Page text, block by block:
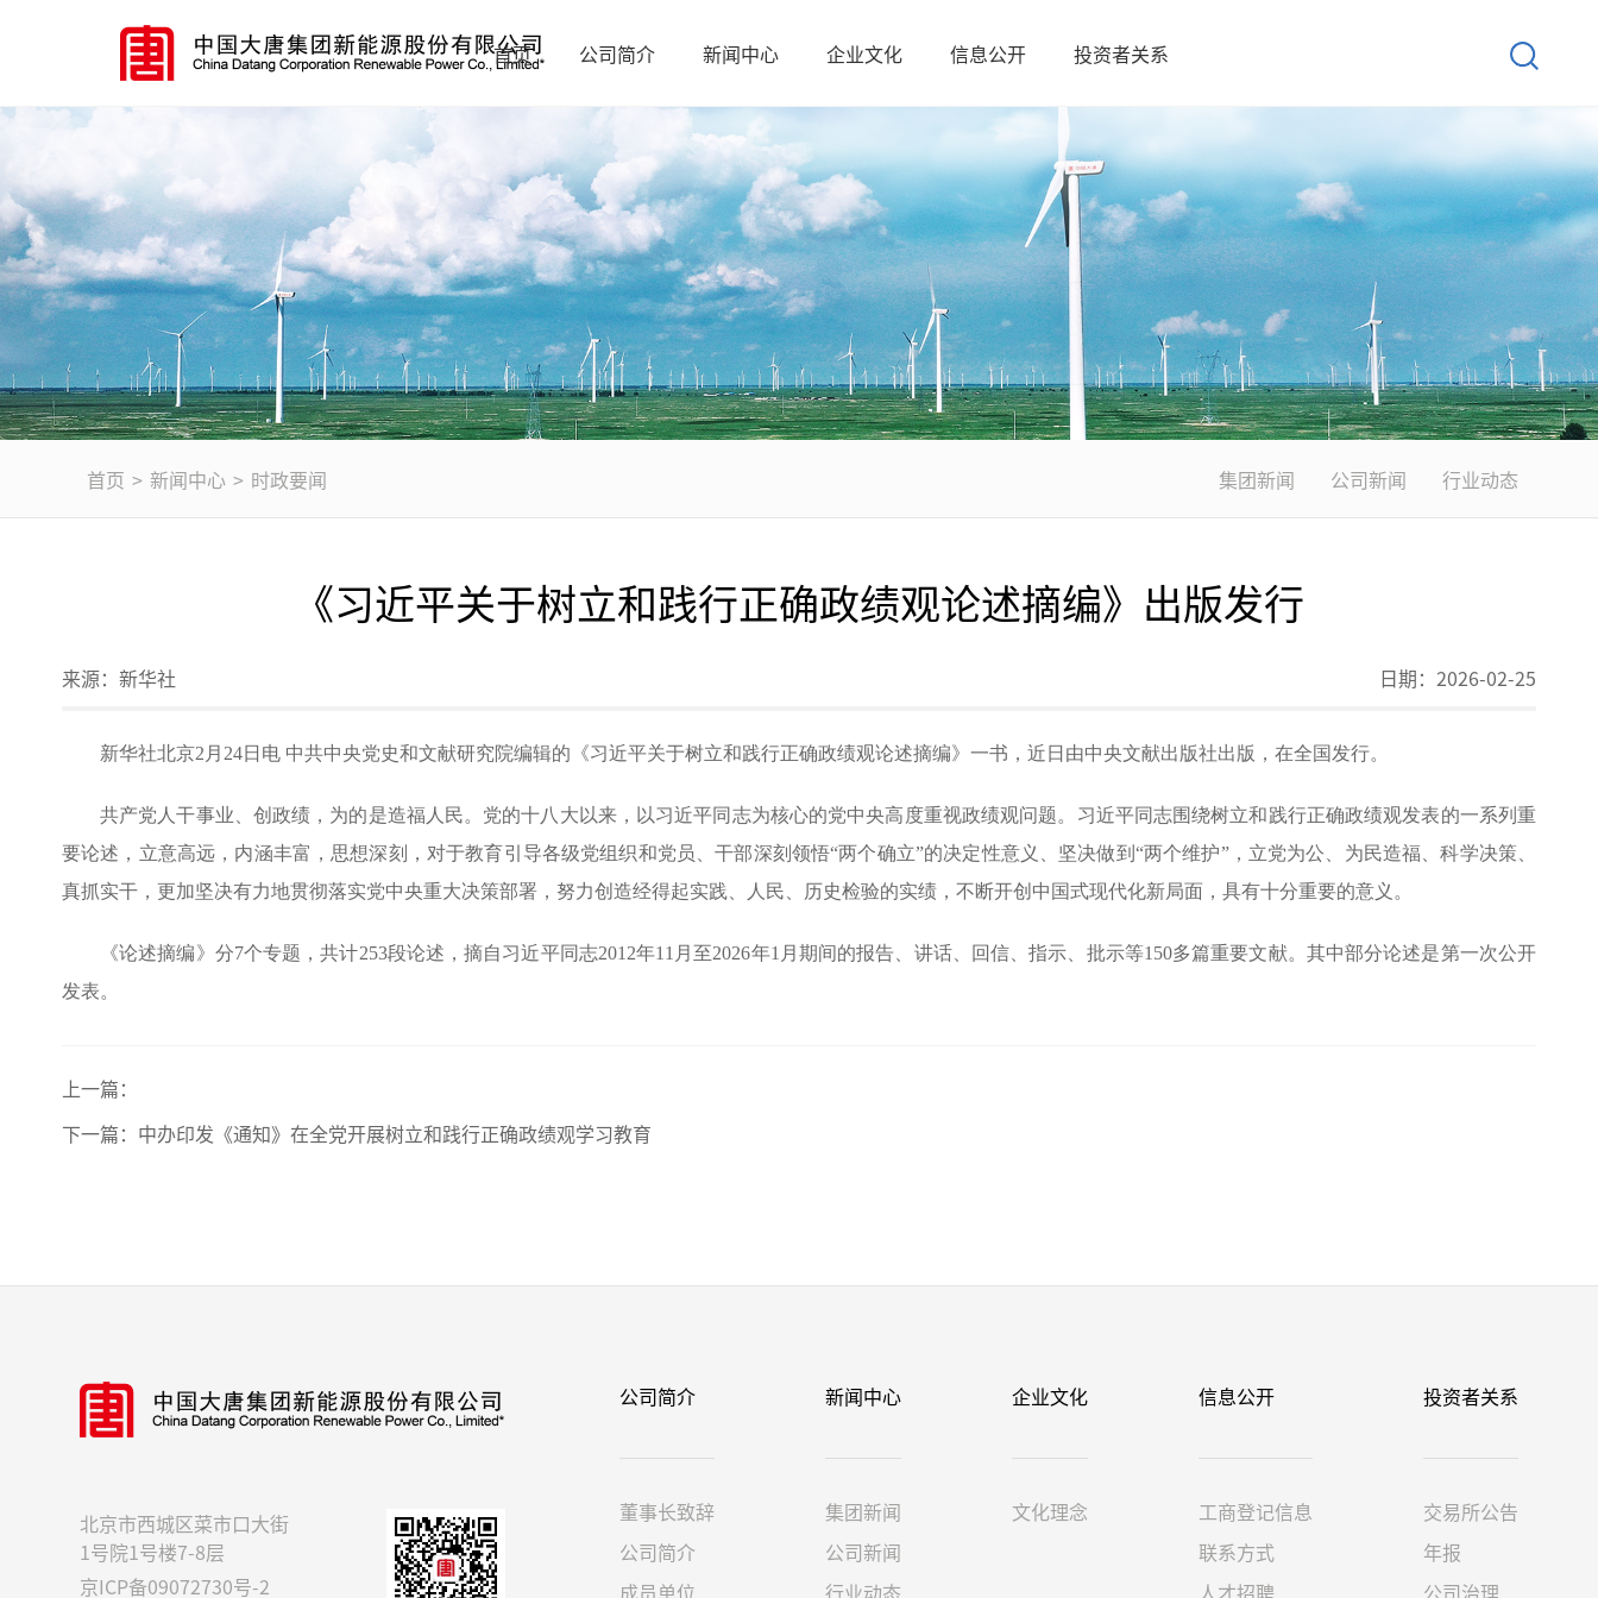
首页 公司简介 新闻中心 企业文化 信息公开 投资者关系
首页 > 新闻中心 > 时政要闻 集团新闻 公司新闻 行业动态
《习近平关于树立和践行正确政绩观论述摘编》出版发行
来源： 新华社 日期： 2026-02-25
新华社北京2月24日电 中共中央党史和文献研究院编辑的《习近平关于树立和践行正确政绩观论述摘编》一书，近日由中央文献出版社出版，在全国发行。
共产党人干事业、创政绩，为的是造福人民。党的十八大以来，以习近平同志为核心的党中央高度重视政绩观问题。习近平同志围绕树立和践行正确政绩观发表的一系列重
要论述，立意高远，内涵丰富，思想深刻，对于教育引导各级党组织和党员、干部深刻领悟“两个确立”的决定性意义、坚决做到“两个维护”，立党为公、为民造福、科学决策、
真抓实干，更加坚决有力地贯彻落实党中央重大决策部署，努力创造经得起实践、人民、历史检验的实绩，不断开创中国式现代化新局面，具有十分重要的意义。
《论述摘编》分7个专题，共计253段论述，摘自习近平同志2012年11月至2026年1月期间的报告、讲话、回信、指示、批示等150多篇重要文献。其中部分论述是第一次公开
发表。
上一篇：
下一篇： 中办印发《通知》在全党开展树立和践行正确政绩观学习教育
北京市西城区菜市口大街
1号院1号楼7-8层
京ICP备09072730号-2
公司简介
董事长致辞
公司简介
成员单位
新闻中心
集团新闻
公司新闻
行业动态
企业文化
文化理念
信息公开
工商登记信息
联系方式
人才招聘
投资者关系
交易所公告
年报
公司治理